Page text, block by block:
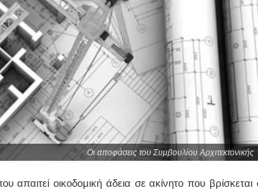
Οι αποφάσεις του Συμβουλίου Αρχιτεκτονικής
οικοδομική άδεια σε ακίνητο που βρίσκεται